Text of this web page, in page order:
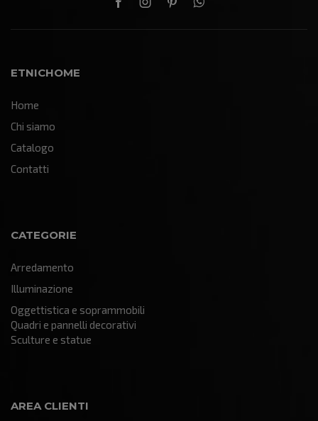
ETNICHOME
Home
Chi siamo
Catalogo
Contatti
CATEGORIE
Arredamento
Illuminazione
Oggettistica e soprammobili
Quadri e pannelli decorativi
Sculture e statue
AREA CLIENTI